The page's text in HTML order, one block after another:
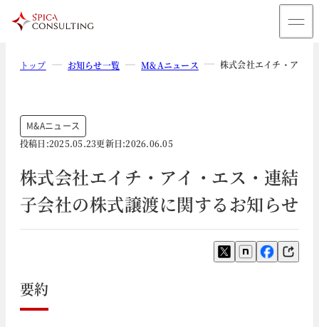
トップ お知らせ一覧 M&Aニュース 株式会社エイチ・アイ
M&Aニュース
投稿日:2025.05.23更新日:2026.06.05
株式会社エイチ・アイ・エス・連結
子会社の株式譲渡に関するお知らせ
要約